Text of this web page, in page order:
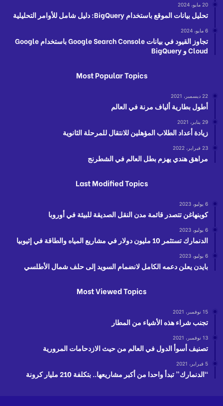
20 مايو، 2024
تحليل بيانات الموقع باستخدام BigQuery: دليل شامل للأوامر التحليلية
6 مايو، 2024
تجاوز القيود في بيانات Google Search Console باستخدام Google
Cloud و BigQuery
Most Popular Topics
22 ديسمبر، 2021
أطول بطارية ألياف مرنة في العالم
29 يناير، 2021
زيادة أعداد الطلاب المؤهلين للانتقال للمرحلة الثانوية
23 فبراير، 2022
مراهق هندي يهزم بطل العالم في الشطرنج
Last Modified Topics
6 يوليو، 2023
كوبنهاغن تتصدر قائمة مدن النقل الصديقة للبيئة في أوروبا
6 يوليو، 2023
الدنمارك تستثمر 10 مليون دولار في مشاريع المياه والطاقة في إثيوبيا
6 يوليو، 2023
بايدن يعلن دعمه الكامل لانضمام السويد إلى حلف شمال الأطلسي
Most Viewed Topics
15 نوفمبر، 2021
تجنب شراء هذه الأشياء من المطار
13 نوفمبر، 2021
تصنيف أسوأ الدول في العالم من حيث الازدحامات المرورية
5 فبراير، 2021
“الدنمارك” تبدأ واحدا من أكبر مشاريعها.. بتكلفة 210 مليار كرونة